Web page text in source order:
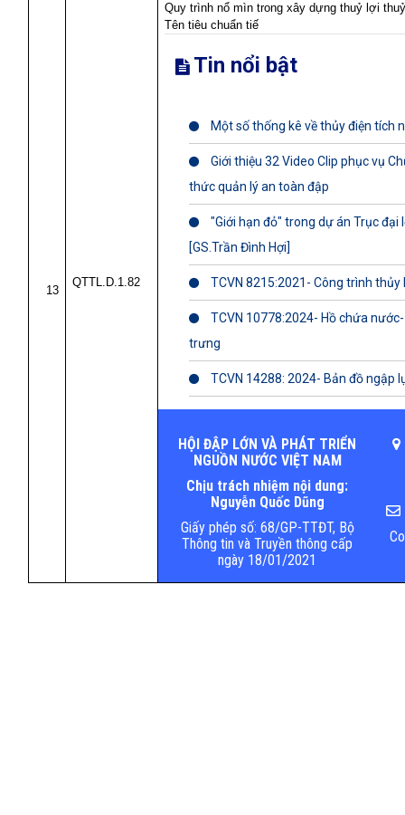
13
QTTL.D.1.82
Quy trình nổ mìn trong xây dựng thuỷ lợi
Tên tiêu chuẩn tiế
Tin nổi bật
Một số thống kê về thủy điện tích
Giới thiệu 32 Video Clip phục vụ
thức quản lý an toàn đập
"Giới hạn đỏ" trong dự án Trục đại
[GS.Trần Đình Hợi]
TCVN 8215:2021- Công trình
TCVN 10778:2024- Hồ chứa
trưng
TCVN 14288: 2024- Bản đồ ngập
HỘI ĐẬP LỚN VÀ PHÁT TRIỂN
NGUỒN NƯỚC VIỆT NAM
Chịu trách nhiệm nội dung:
Nguyễn Quốc Dũng
Giấy phép số: 68/GP-TTĐT, Bộ
Thông tin và Truyền thông cấp
ngày 18/01/2021